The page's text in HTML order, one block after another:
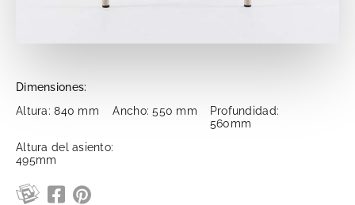
Dimensiones:
Altura: 840 mm
Ancho: 550 mm
Profundidad:
560mm
Altura del asiento:
495mm